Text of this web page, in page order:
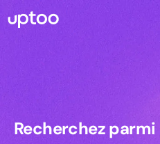
Recherchez
Recherchez